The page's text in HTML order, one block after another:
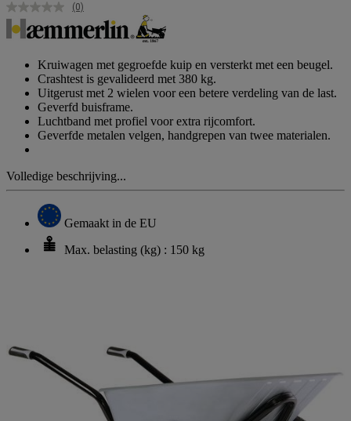
Geen
scorewaarde.
Dezelfde
(0)
Kruiwagen met gegroefde kuip en versterkt met een beugel.
Crashtest is gevalideerd met 380 kg.
Uitgerust met 2 wielen voor een betere verdeling van de last.
Geverfd buisframe.
Luchtband met profiel voor extra rijcomfort.
Geverfde metalen velgen, handgrepen van twee materialen.
Volledige beschrijving...
Gemaakt in de EU
Max. belasting (kg) : 150 kg